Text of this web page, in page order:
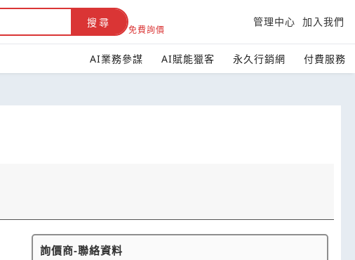
搜尋
免費詢價
管理中心 加入我們
AI業務參謀 AI賦能獵客 永久行銷網 付費服務
詢價商-聯絡資料